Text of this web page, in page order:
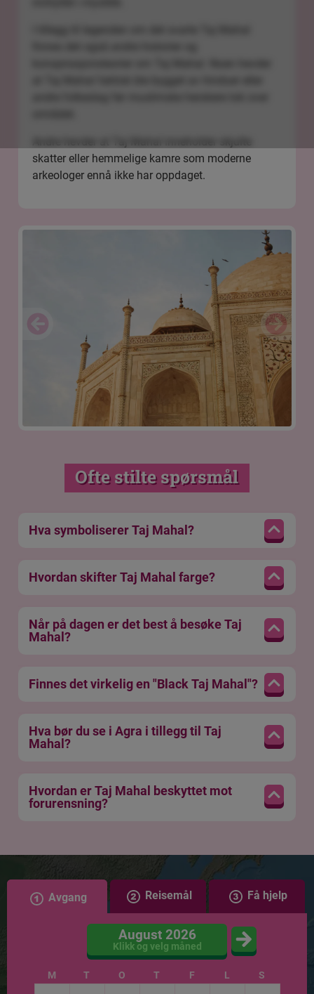
skatter eller hemmelige kamre som moderne
arkeologer ennå ikke har oppdaget.
Ofte stilte spørsmål
Hva symboliserer Taj Mahal?
Hvordan skifter Taj Mahal farge?
Når på dagen er det best å besøke Taj
Mahal?
Finnes det virkelig en "Black Taj Mahal"?
Hva bør du se i Agra i tillegg til Taj
Mahal?
Hvordan er Taj Mahal beskyttet mot
forurensning?
Avgang Reisemål Få hjelp
August 2026
Klikk og velg måned
M T O T F L S